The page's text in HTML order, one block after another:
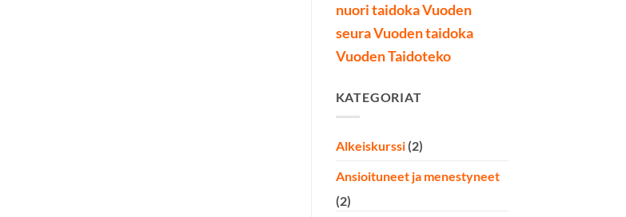
nuori taidokaVuoden
seuraVuoden taidoka
Vuoden Taidoteko
KATEGORIAT
Alkeiskurssi(2)
Ansioituneet ja menestyneet
(2)